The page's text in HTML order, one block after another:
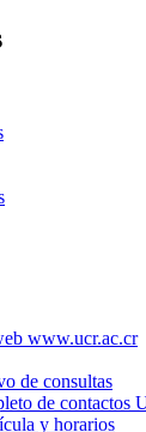
www.ucr.ac.cr
de consultas
de contactos
y horarios